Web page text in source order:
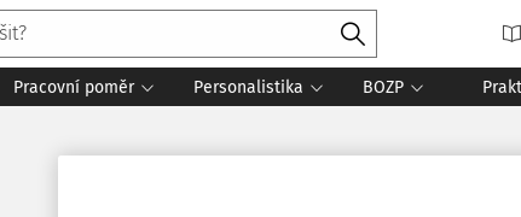
Pracovní poměr Personalistika BOZP